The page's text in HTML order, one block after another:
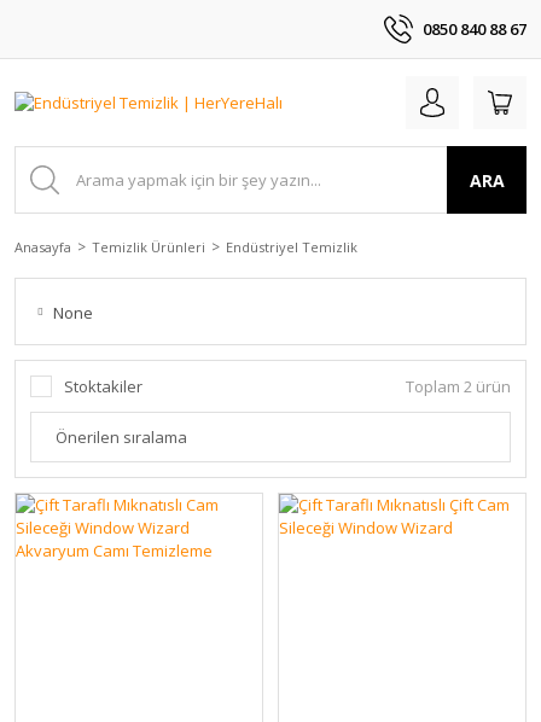
0850 840 88 67
ARA
Anasayfa Temizlik Ürünleri Endüstriyel Temizlik
None
Stoktakiler Toplam 2 ürün